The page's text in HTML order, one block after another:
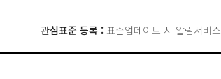
관심표준 등록 : 표준업데이트 시 알림서비스